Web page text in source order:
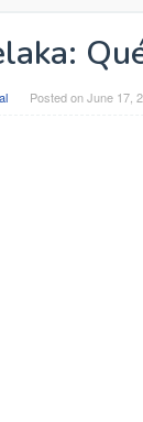
Posted onJune 17,